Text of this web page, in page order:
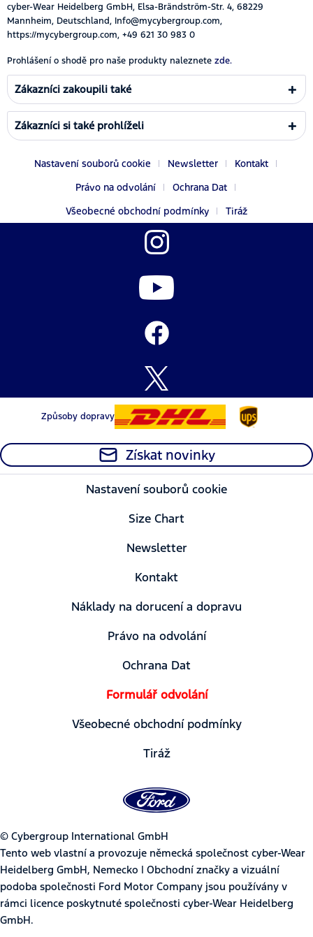
cyber-Wear Heidelberg GmbH, Elsa-Brändström-Str. 4, 68229
Mannheim, Deutschland, Info@mycybergroup.com,
https://mycybergroup.com, +49 621 30 983 0
Prohlášení o shodě pro naše produkty naleznete zde.
Zákazníci zakoupili také
Zákazníci si také prohlíželi
Nastavení souborů cookie Newsletter
Kontakt
Právo na odvolání
Ochrana Dat
Všeobecné obchodní podmínky
Tiráž
Způsoby dopravy
Získat novinky
Nastavení souborů cookie
Size Chart
Newsletter
Kontakt
Náklady na dorucení a dopravu
Právo na odvolání
Ochrana Dat
Formulář odvolání
Všeobecné obchodní podmínky
Tiráž
© Cybergroup International GmbH
Tento web vlastní a provozuje německá společnost cyber-Wear
Heidelberg GmbH, Nemecko | Obchodní značky a vizuální
podoba společnosti Ford Motor Company jsou používány v
rámci licence poskytnuté společnosti cyber-Wear Heidelberg
GmbH.